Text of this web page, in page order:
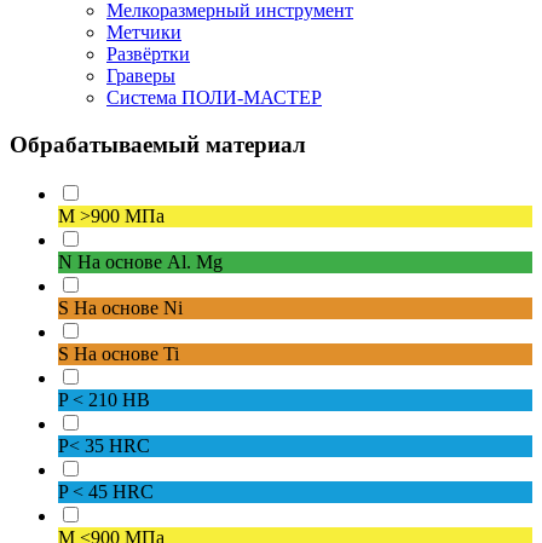
Мелкоразмерный инструмент
Метчики
Развёртки
Граверы
Система ПОЛИ-МАСТЕР
Обрабатываемый материал
M >900 МПа
N На основе Al. Mg
S На основе Ni
S На основе Ti
P< 210 HB
P< 35 HRC
P< 45 HRC
M <900 МПа